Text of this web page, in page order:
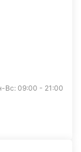
Вс: 09:00 - 21:00